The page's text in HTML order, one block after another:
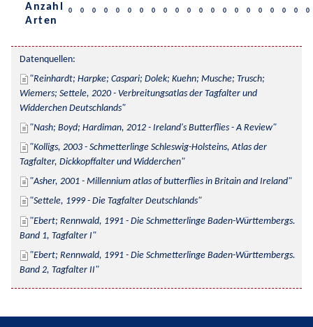
Anzahl
Arten
0 0 0 0 0 0 0 0 0 0 0 0 0 0 0 0 0 0 0 0 0
Datenquellen:
Reinhardt; Harpke; Caspari; Dolek; Kuehn; Musche; Trusch;
Wiemers; Settele, 2020 - Verbreitungsatlas der Tagfalter und
Widderchen Deutschlands
Nash; Boyd; Hardiman, 2012 - Ireland's Butterflies - A Review
Kolligs, 2003 - Schmetterlinge Schleswig-Holsteins, Atlas der
Tagfalter, Dickkopffalter und Widderchen
Asher, 2001 - Millennium atlas of butterflies in Britain and Ireland
Settele, 1999 - Die Tagfalter Deutschlands
Ebert; Rennwald, 1991 - Die Schmetterlinge Baden-Württembergs.
Band 1, Tagfalter I
Ebert; Rennwald, 1991 - Die Schmetterlinge Baden-Württembergs.
Band 2, Tagfalter II